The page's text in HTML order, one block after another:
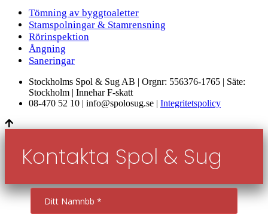
Tömning av byggtoaletter
Stamspolningar & Stamrensning
Rörinspektion
Ångning
Saneringar
Stockholms Spol & Sug AB | Orgnr: 556376-1765 | Säte:
Stockholm | Innehar F-skatt
08-470 52 10 | info@spolosug.se | Integritetspolicy
Kontakta Spol & Sug